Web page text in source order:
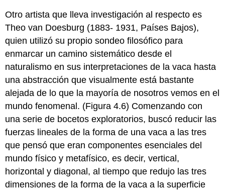
Otro artista que lleva investigación al respecto es
Theo van Doesburg (1883- 1931, Países Bajos),
quien utilizó su propio sondeo filosófico para
enmarcar un camino sistemático desde el
naturalismo en sus interpretaciones de la vaca hasta
una abstracción que visualmente está bastante
alejada de lo que la mayoría de nosotros vemos en el
mundo fenomenal. (Figura 4.6) Comenzando con
una serie de bocetos exploratorios, buscó reducir las
fuerzas lineales de la forma de una vaca a las tres
que pensó que eran componentes esenciales del
mundo físico y metafísico, es decir, vertical,
horizontal y diagonal, al tiempo que redujo las tres
dimensiones de la forma de la vaca a la superficie